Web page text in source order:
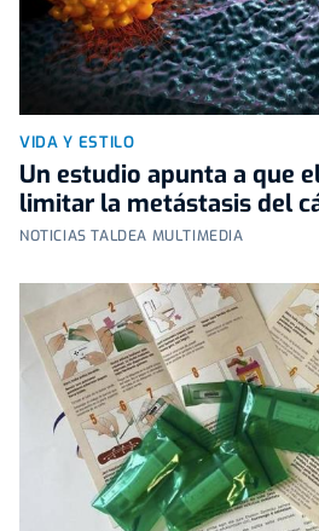
VIDA Y ESTILO
Un estudio apunta a que
limitar la metástasis del
NOTICIAS TALDEA MULTIMEDIA